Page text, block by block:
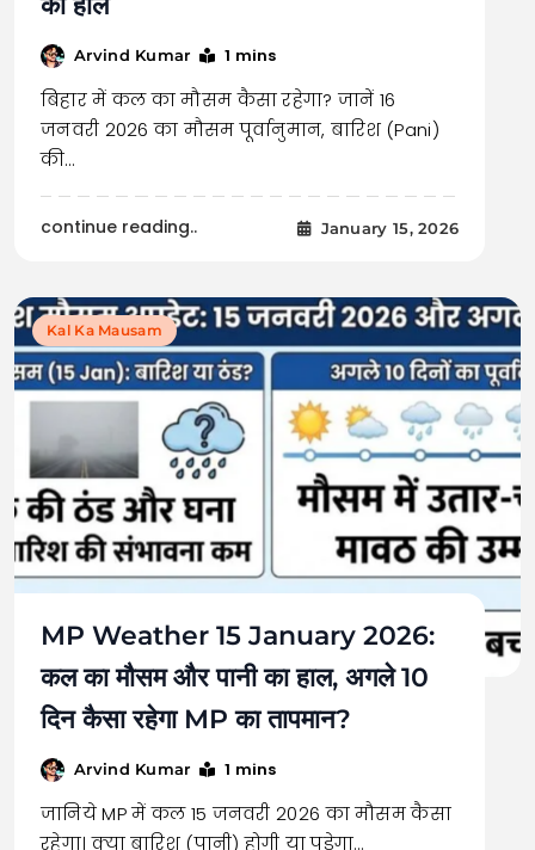
Arvind Kumar 1 mins
बिहार में कल का मौसम कैसा रहेगा? जानें 16
जनवरी 2026 का मौसम पूर्वानुमान, बारिश (Pani)
की…
continue reading.. January 15, 2026
Kal Ka Mausam
MP Weather 15 January 2026:
कल का मौसम और पानी का हाल, अगले 10
दिन कैसा रहेगा MP का तापमान?
Arvind Kumar 1 mins
जानिये MP में कल 15 जनवरी 2026 का मौसम कैसा
रहेगा। क्या बारिश (पानी) होगी या पड़ेगा…